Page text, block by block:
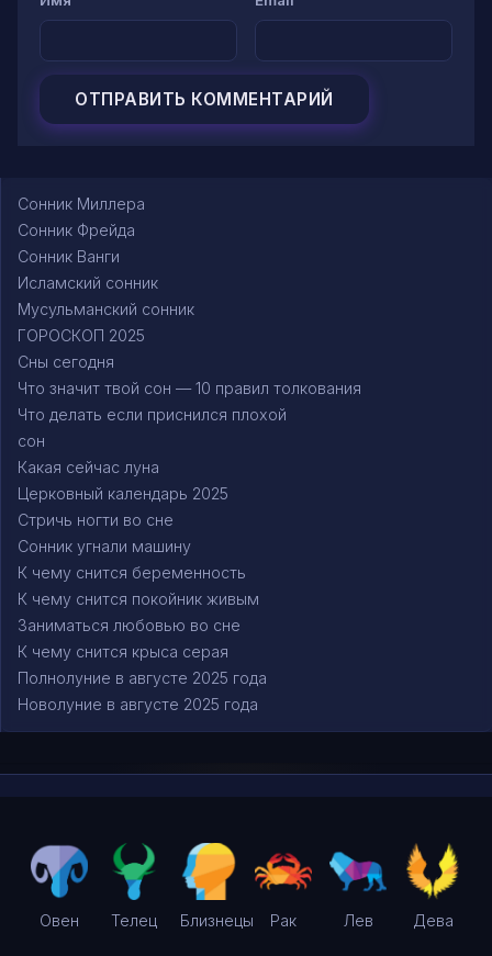
Сонник Миллера
Сонник Фрейда
Сонник Ванги
Исламский сонник
Мусульманский сонник
ГОРОСКОП 2025
Сны сегодня
Что значит твой сон — 10 правил толкования
Что делать если приснился плохой
сон
Какая сейчас луна
Церковный календарь 2025
Стричь ногти во сне
Сонник угнали машину
К чему снится беременность
К чему снится покойник живым
Заниматься любовью во сне
К чему снится крыса серая
Полнолуние в августе 2025 года
Новолуние в августе 2025 года
Овен Телец Близнецы Рак Лев Дева